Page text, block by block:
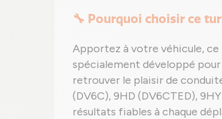
🔧 Pourquoi choisir ce
Apportez à votre véhicule,
spécialement développé
retrouver le plaisir de
(DV6C), 9HD (DV6CTED),
résultats fiables à chaque